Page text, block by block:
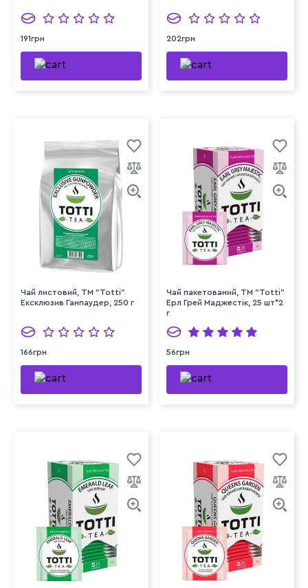
191грн 202грн
Чай листовий, TM "Totti"
Ексклюзив Ганпаудер, 250 г
166грн
Чай пакетований, TM "Totti"
Ерл Грей Маджестік, 25 шт*2
г
56грн